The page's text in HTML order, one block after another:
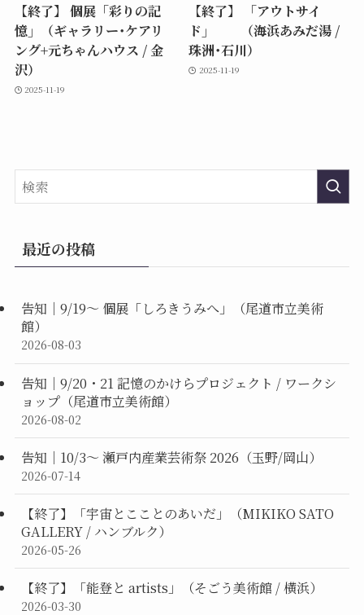
【終了】 個展「彩りの記
憶」（ギャラリー･ケアリ
ング+元ちゃんハウス / 金
沢）
2025-11-19
【終了】 「アウトサイ
ド」 （海浜あみだ湯 /
珠洲･石川）
2025-11-19
最近の投稿
告知｜9/19〜 個展「しろきうみへ」（尾道市立美術
館）
2026-08-03
告知｜9/20・21 記憶のかけらプロジェクト / ワークシ
ョップ（尾道市立美術館）
2026-08-02
告知｜10/3〜 瀬戸内産業芸術祭 2026（玉野/岡山）
2026-07-14
【終了】「宇宙とこことのあいだ」（MIKIKO SATO
GALLERY / ハンブルク）
2026-05-26
【終了】「能登と artists」（そごう美術館 / 横浜）
2026-03-30